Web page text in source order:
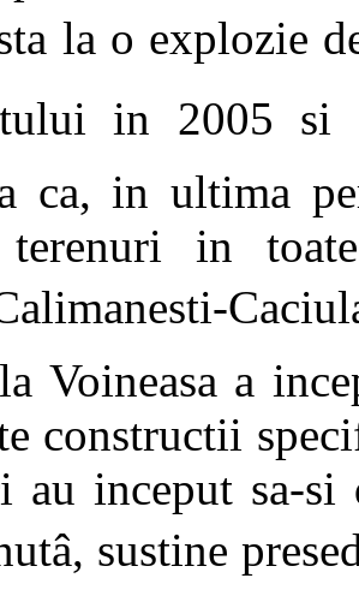
la o
in 2005 si
ca, in ultima
terenuri in
Voineasa a
constructii
au inceput sa-si
sustine